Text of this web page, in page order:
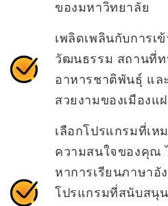
ของมหาวิทยาลัย
เพลิดเพลินกับการเ
วัฒนธรรม สถานที่ท
อาหารชาติพันธุ์ แ
สวยงามของเมืองแ
เลือกโปรแกรมที่เห
ความสนใจของคุณ
หาการเรียนภาษา
โปรแกรมที่สนับสนุน